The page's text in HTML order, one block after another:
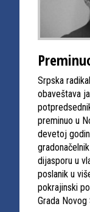
Srpska
obaveštava
preminuo u
devetoj
dijasporu u
poslanik u
pokrajinski
Grada